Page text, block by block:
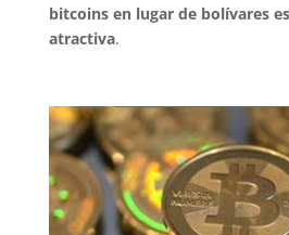
bitcoins en lugar de bolívares
atractiva.